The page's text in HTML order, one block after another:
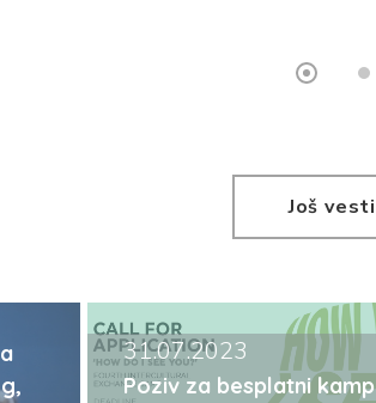
Još vesti
31.07.2023
Poziv za besplatni kamp